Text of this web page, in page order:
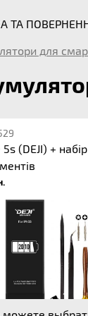
ТА
для
(DEJI) + набір